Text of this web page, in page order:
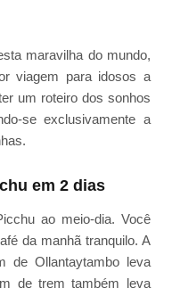
maravilha do mundo,
viagem para idosos a
um roteiro dos sonhos
se exclusivamente a
em 2 dias
ao meio-dia. Você
da manhã tranquilo. A
de Ollantaytambo leva
de trem também leva